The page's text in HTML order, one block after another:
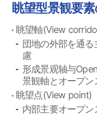
眺望型景観要
眺望軸(View
団地の外部を通
慮
形成景观轴与Open
景観軸とオープ
眺望点(View point)
内部主要オープ